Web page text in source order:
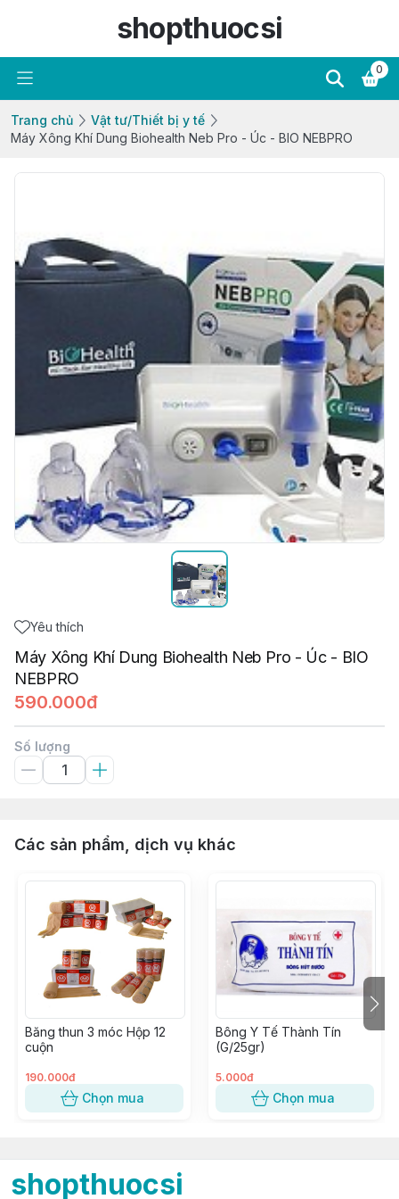
shopthuocsi
0
Trang chủ
Vật tư/Thiết bị y tế
Máy Xông Khí Dung Biohealth Neb Pro - Úc - BIO NEBPRO
Yêu thích
Máy Xông Khí Dung Biohealth Neb Pro - Úc - BIO
NEBPRO
590.000đ
Số lượng
Các sản phẩm, dịch vụ khác
Băng thun 3 móc Hộp 12
cuộn
190.000đ
Chọn mua
Bông Y Tế Thành Tín
(G/25gr)
5.000đ
Chọn mua
shopthuocsi